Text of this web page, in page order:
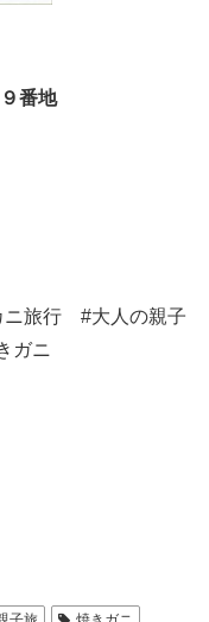
番地
旅行 #大人の親子
ガニ